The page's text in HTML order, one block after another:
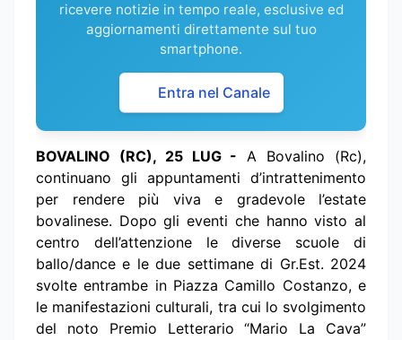
ricevere notizie in tempo reale, esclusive ed
aggiornamenti direttamente sul tuo
smartphone.
Entra nel Canale
BOVALINO (RC), 25 LUG - A Bovalino (Rc),
continuano gli appuntamenti d’intrattenimento
per rendere più viva e gradevole l’estate
bovalinese. Dopo gli eventi che hanno visto al
centro dell’attenzione le diverse scuole di
ballo/dance e le due settimane di Gr.Est. 2024
svolte entrambe in Piazza Camillo Costanzo, e
le manifestazioni culturali, tra cui lo svolgimento
del noto Premio Letterario “Mario La Cava”